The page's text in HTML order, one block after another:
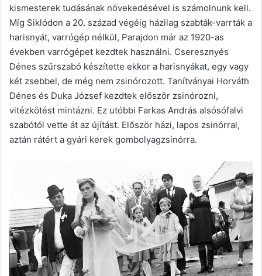
kismesterek tudásának növekedésével is számolnunk kell.
Míg Siklódon a 20. század végéig házilag szabták-varrták a
harisnyát, varrógép nélkül, Parajdon már az 1920-as
években varrógépet kezdtek használni. Cseresznyés
Dénes szűrszabó készítette ekkor a harisnyákat, egy vagy
két zsebbel, de még nem zsinórozott. Tanítványai Horváth
Dénes és Duka József kezdtek először zsinórozni,
vitézkötést mintázni. Ez utóbbi Farkas András alsósófalvi
szabótól vette át az újítást. Először házi, lapos zsinórral,
aztán rátért a gyári kerek gombolyagzsinórra.